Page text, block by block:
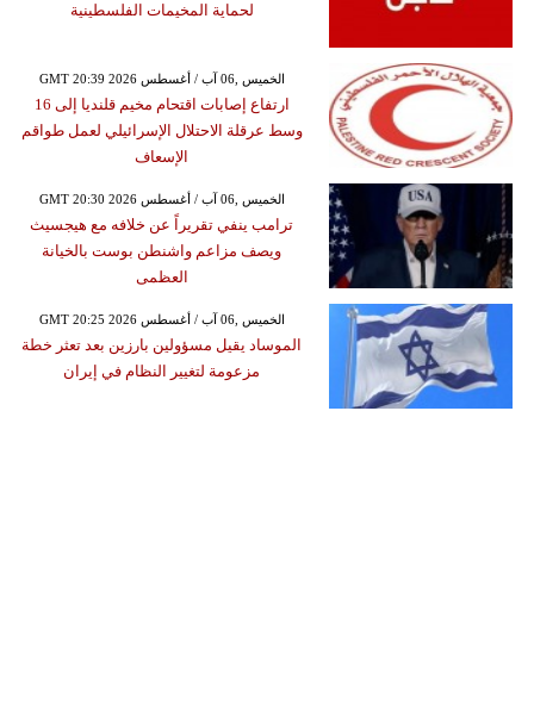
لحماية المخيمات الفلسطينية
GMT 20:39 2026 الخميس ,06 آب / أغسطس
ارتفاع إصابات اقتحام مخيم قلنديا إلى 16
وسط عرقلة الاحتلال الإسرائيلي لعمل طواقم
الإسعاف
GMT 20:30 2026 الخميس ,06 آب / أغسطس
ترامب ينفي تقريراً عن خلافه مع هيجسيث
ويصف مزاعم واشنطن بوست بالخيانة
العظمى
GMT 20:25 2026 الخميس ,06 آب / أغسطس
الموساد يقيل مسؤولين بارزين بعد تعثر خطة
مزعومة لتغيير النظام في إيران